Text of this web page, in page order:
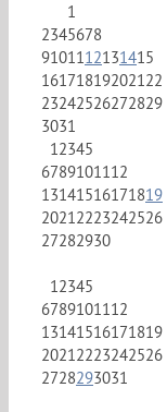
1
2345678
9101112131415
16171819202122
23242526272829
3031
12345
6789101112
13141516171819
20212223242526
27282930
12345
6789101112
13141516171819
20212223242526
2728293031